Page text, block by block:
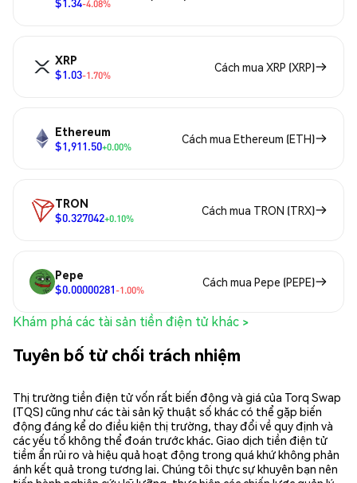
-4.08%
XRP
$1.03-1.70%
Cách mua XRP (XRP)
Ethereum
$1,911.50+0.00%
Cách mua Ethereum (ETH)
TRON
$0.327042+0.10%
Cách mua TRON (TRX)
Pepe
$0.00000281-1.00%
Cách mua Pepe (PEPE)
Khám phá các tài sản tiền điện tử khác >
Tuyên bố từ chối trách nhiệm
Thị trường tiền điện tử vốn rất biến động và giá của Torq Swap
(TQS) cũng như các tài sản kỹ thuật số khác có thể gặp biến
động đáng kể do điều kiện thị trường, thay đổi về quy định và
các yếu tố không thể đoán trước khác. Giao dịch tiền điện tử
tiềm ẩn rủi ro và hiệu quả hoạt động trong quá khứ không phản
ánh kết quả trong tương lai. Chúng tôi thực sự khuyên bạn nên